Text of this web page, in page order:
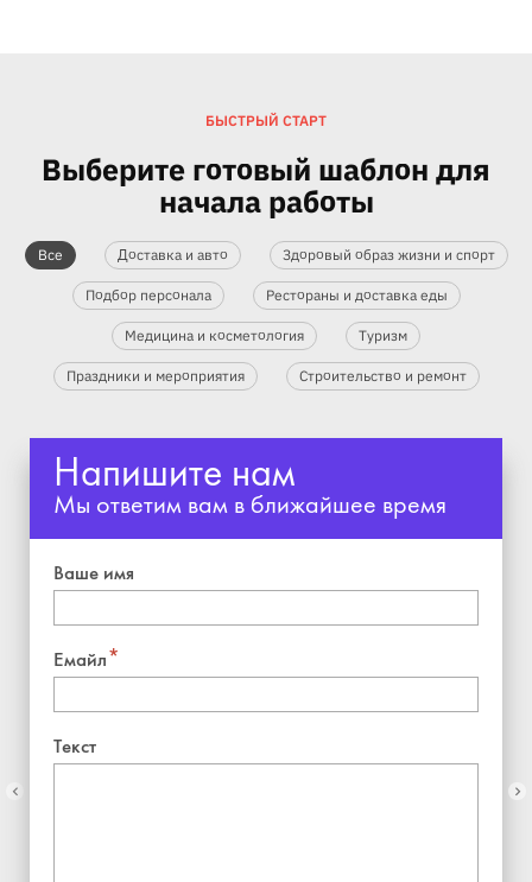
БЫСТРЫЙ СТАРТ
Выберите готовый шаблон для
начала работы
Все Доставка и авто Здоровый образ жизни и спорт
Подбор персонала Рестораны и доставка еды
Медицина и косметология Туризм
Праздники и мероприятия Строительство и ремонт